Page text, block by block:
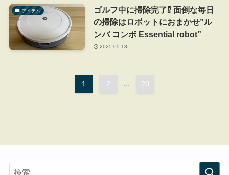
アイテム
ゴルフ中に掃除完了⁉ 面倒な毎日
の掃除はロボットにおまかせ”ル
ンバ コンボ Essential robot”
2025-05-13
1 2 20